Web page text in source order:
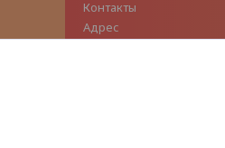
Контакты
Адрес